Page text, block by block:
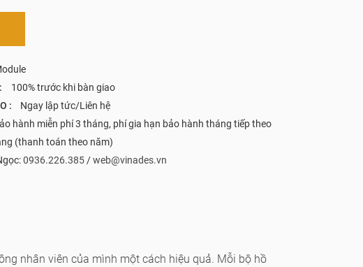
100% trước khi bàn giao
Ngay lập tức/Liên hệ
hành miễn phí 3 tháng, phí gia hạn bảo hành tháng tiếp theo
(thanh toán theo năm)
0936.226.385 /web@vinades.vn
nhân viên của mình một cách hiệu quả. Mỗi bộ hồ